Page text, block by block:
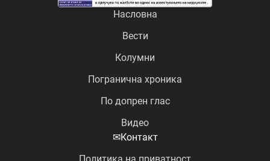
Насловна
Вести
Колумни
Погранична хроника
По допрен глас
Видео
✉Контакт